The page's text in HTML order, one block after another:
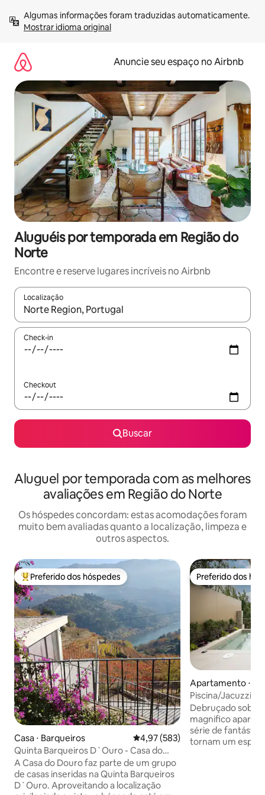
para
Mostrar idioma original
Anuncie seu espaço no Airbnb
Aluguéis por temporada em Região do
Norte
Encontre e reserve lugares incríveis no Airbnb
Localização
Quando os resultados estiverem disponíveis, explore-os
Check-in
Checkout
Buscar
Aluguel por temporada com as melhores
avaliações em Região do Norte
Os hóspedes concordam: estas acomodações foram
muito bem avaliadas quanto a localização, limpeza e
outros aspectos.
Entre os melhores preferidos dos hóspedes
Preferido dos hóspedes
Casa ⋅ Barqueiros 4,97 de uma avaliação média de
4,97 (583)
Quinta Barqueiros D`Ouro - Casa do
Douro
A Casa do Douro faz parte de um grupo
de casas inseridas na Quinta Barqueiros
D`Ouro. Aproveitando a localização
Preferido dos
Preferido dos
Apartamento ⋅
Piscina/Jacuzzi
Vista Rio
Debruçado sobre
magnifico
série de
tornam um